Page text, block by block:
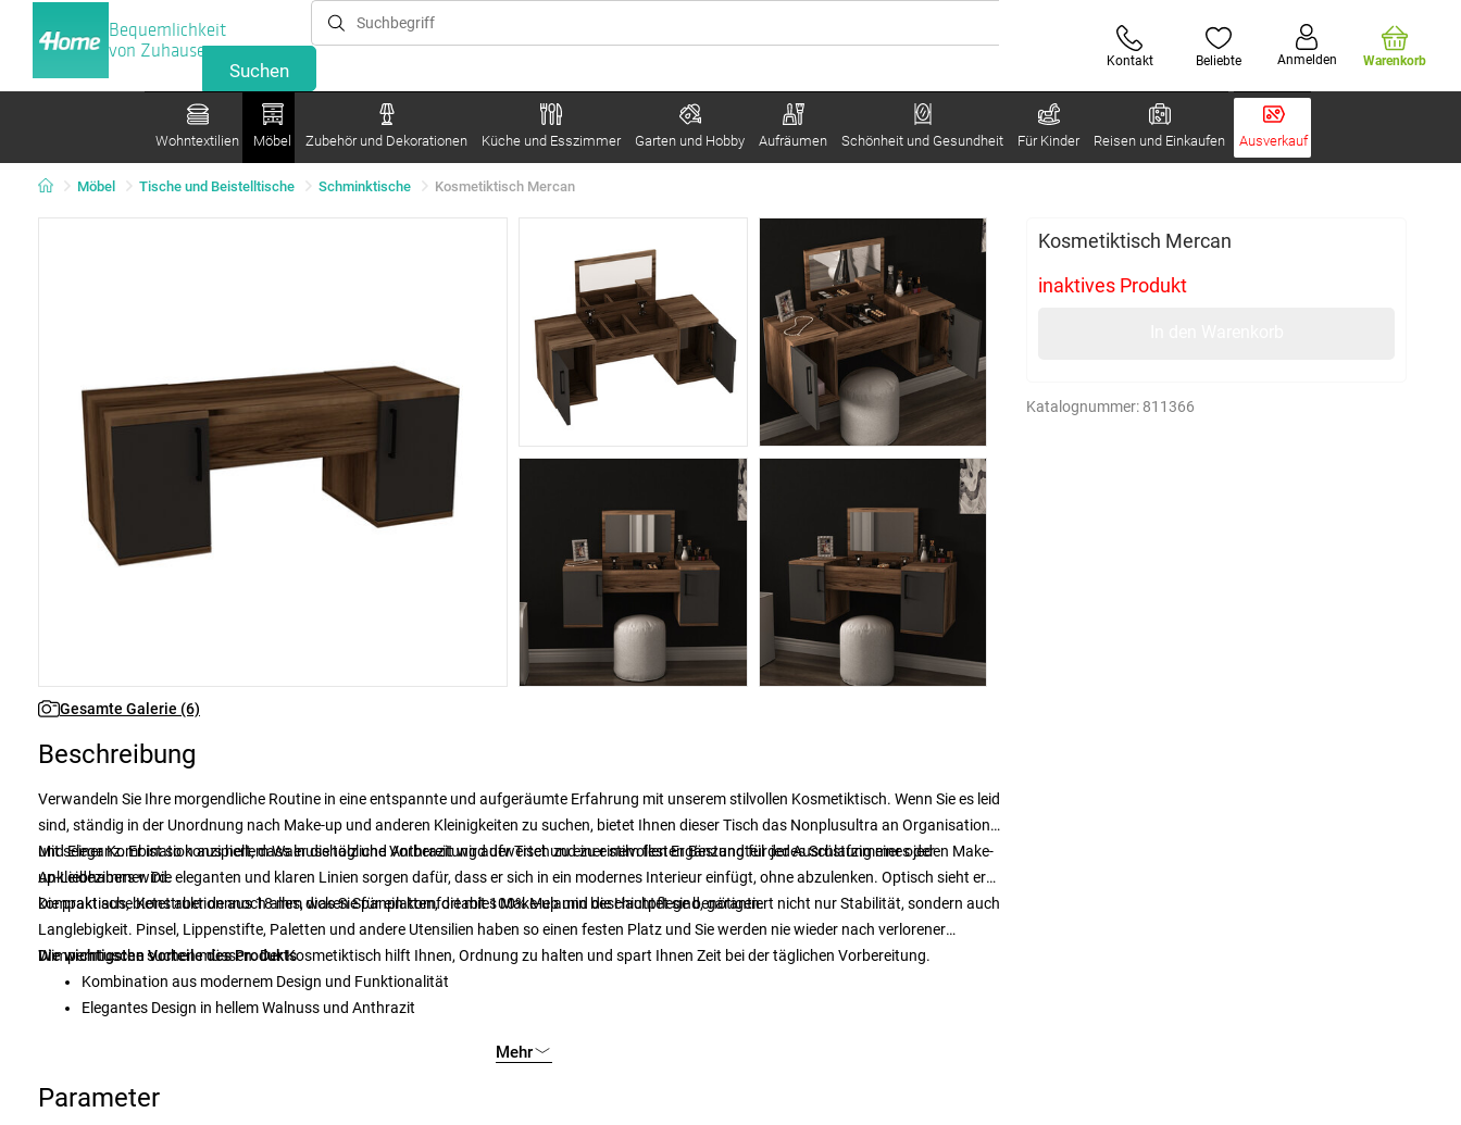
Bequemlichkeit
von Zuhause
Kontakt Beliebte Anmelden Warenkorb
Wohntextilien Möbel Zubehör und Dekorationen Küche und Esszimmer Garten und Hobby Aufräumen Schönheit und Gesundheit Für Kinder Reisen und Einkaufen Ausverkauf
Möbel Tische und Beistelltische Schminktische Kosmetiktisch Mercan
Gesamte Galerie (6)
Kosmetiktisch Mercan
inaktives Produkt
Katalognummer: 811366
Beschreibung
Verwandeln Sie Ihre morgendliche Routine in eine entspannte und aufgeräumte Erfahrung mit unserem stilvollen Kosmetiktisch. Wenn Sie es leid
sind, ständig in der Unordnung nach Make-up und anderen Kleinigkeiten zu suchen, bietet Ihnen dieser Tisch das Nonplusultra an Organisation
und Eleganz. Er ist so konzipiert, dass er die tägliche Vorbereitung aufwertet und zu einem festen Bestandteil der Ausrüstung eines jeden Make-
up-Liebhabers wird.
Mit seiner Kombination aus hellem Walnussholz und Anthrazit wird der Tisch zu einer stilvollen Ergänzung für jedes Schlafzimmer oder
Ankleidezimmer. Die eleganten und klaren Linien sorgen dafür, dass er sich in ein modernes Interieur einfügt, ohne abzulenken. Optisch sieht er
kompakt aus, bietet aber dennoch alles, was Sie für ein komfortables Make-up und die Hautpflege benötigen.
Die praktische Konstruktion aus 18 mm dicken Spanplatten, die mit 100% Melamin beschichtet sind, garantiert nicht nur Stabilität, sondern auch
Langlebigkeit. Pinsel, Lippenstifte, Paletten und andere Utensilien haben so einen festen Platz und Sie werden nie wieder nach verlorener
Wimperntusche suchen müssen. Der Kosmetiktisch hilft Ihnen, Ordnung zu halten und spart Ihnen Zeit bei der täglichen Vorbereitung.
Die wichtigsten Vorteile des Produkts
Kombination aus modernem Design und Funktionalität
Elegantes Design in hellem Walnuss und Anthrazit
Viel Platz zum Organisieren von KosmetikaIdeale Abmessungen für kleinere und größere Räume
Material: 100% melaminbeschichtete Spanplatte
Plattenstärke: 18 mm
Mehr
Parameter